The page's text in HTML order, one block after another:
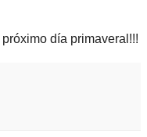
día primaveral!!!